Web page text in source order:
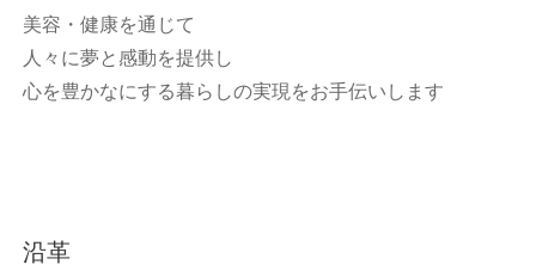
美容・健康を通じて
人々に夢と感動を提供し
心を豊かなにする暮らしの実現をお手伝いします
沿革